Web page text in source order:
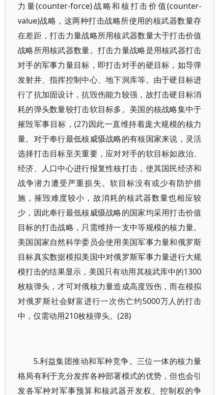
力量(counter-force)战略和核打击价值(counter-
value)战略，这两种打击战略所使用的核武器数量存
在差距，打击力量战略所用核武器数量大于打击价值
战略所用核武器数量。打击力量战略是用核武器打击
对手的军事力量目标，即打击对手的硬目标，如导弹
发射井、指挥控制中心、地下洞库等。由于硬目标进
行了抗加固设计，抗毁伤能力较强，故打击硬目标消
耗的弹头数量较打击软目标多。美国的核战略集中于
摧毁军事目标，(27)因此一直维持着庞大规模的核力
量。对于奉行最低核威慑战略的有核国家来说，灵活
选择打击目标至关重要，应对对手的软目标如政治、
经济、人口中心进行报复性核打击，使其国民经济和
战争潜力遭受严重损失。软目标没有或少有防护措
施，摧毁难度较小，故消耗的核武器数量也相应较
少，因此奉行最低核威慑战略的国家均采用打击价值
目标的打击战略，只需维持一支中等规模的核力量。
美国国家自然科学委员会使用美国军事力量和俄罗斯
目标真实数据模拟美国中对俄罗斯军事力量进行大规
模打击的结果显示，美国只有动用其核武库中的1300
枚核弹头，才可对俄核力量造成高度毁伤，而在模拟
对俄罗斯社会财富进行一次伤亡约5000万人的打击
中，仅需动用210枚核弹头。(28)
5.利益集团推动和军种竞争。三位一体的核力量
格局有利于充分发挥各种部署模式的优势，但也会引
发各军种对军事预算和核武器开发权、控制权的争